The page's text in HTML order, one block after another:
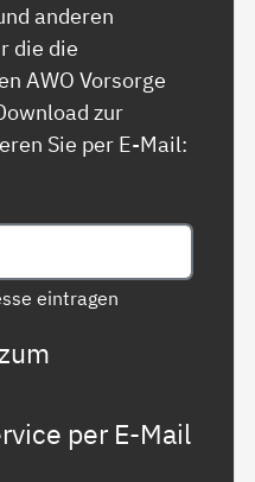
anderen
die die
AWO Vorsorge
zur
Sie per E-Mail:
eintragen
per E-Mail